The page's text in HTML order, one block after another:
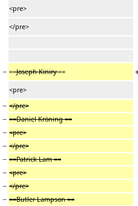
<pre>
</pre>
− ==Joseph Kiniry==
<pre>
− </pre>
− ==Daniel Kröning ==
− <pre>
− </pre>
− ==Patrick Lam ==
− <pre>
− </pre>
− ==Butler Lampson ==